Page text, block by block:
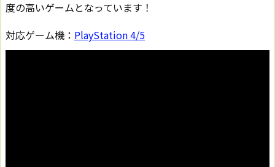
度の高いゲームとなっています！
対応ゲーム機： PlayStation 4/5